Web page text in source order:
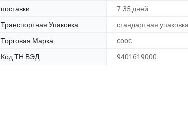
поставки
7-35 дней
Транспортная Упаковка
стандартная упаковка
Торговая Марка
cooc
Код ТН ВЭД
9401619000